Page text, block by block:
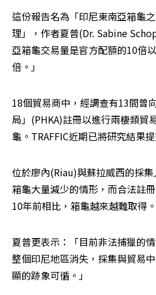
這份報告名為「印尼東南亞箱龜
理」，作者夏普(Dr. Sabine
亞箱龜交易量是官方配額的10倍
倍。」
18個貿易商中，經調查有13間曾
局」(PHKA)註冊以進行兩棲類貿
龜。TRAFFIC近期已將研究結果
位於廖內(Riau)與蘇拉威西的採
箱龜大量減少的情形，而合法註
10年前相比，箱龜越來越難取得。
夏普更表示：「目前非法捕獵的
整個印尼地區消失，採集與貿易
顯的跡象可循。」